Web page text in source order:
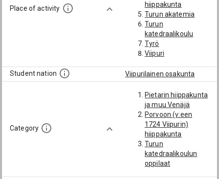
Place of activity
hiippakunta
Turun akatemia
Turun
katedraalikoulu
Tyrö
Viipuri
Student nation Viipurilainen osakunta
Category
Pietarin hiippakunta
ja muu Venäjä
Porvoon (v:een
1724 Viipurin)
hiippakunta
Turun
katedraalikoulun
oppilaat